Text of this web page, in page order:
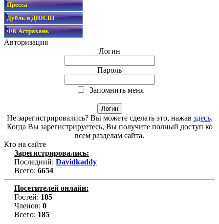
Пресса
Дубль и ДЮСШ
ФК Астрахань
Авторизация
Логин
Пароль
Запомнить меня
Не зарегистрировались? Вы можете сделать это, нажав здесь.
Когда Вы зарегистрируетесь, Вы получите полный доступ ко
всем разделам сайта.
Кто на сайте
Зарегистрировались:
Последний: Davidkaddy
Всего: 6654
Посетителей онлайн:
Гостей: 185
Членов: 0
Всего: 185